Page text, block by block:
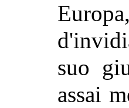
suo
assai